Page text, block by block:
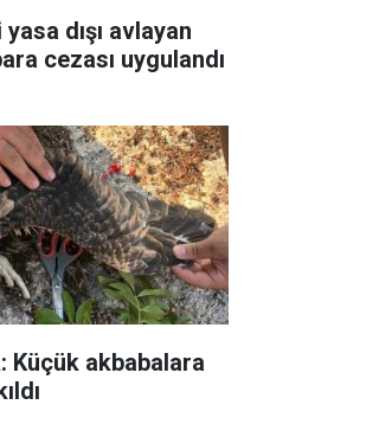
dışı avlayan
cezası uygulandı
Küçük akbabalara